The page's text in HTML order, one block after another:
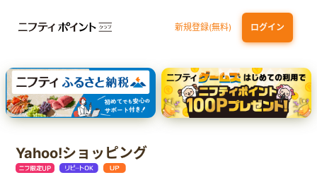
新規登録(無料) ログイン
dカード GOLD 三井住友カード ゴールド（NL）（家族カード発行）
【実質初月無料】DMM | Disney+(ディズニープラス) セットプラン
SBI証券 確定拠出年金（iDeCo）
Yahoo!ショッピング